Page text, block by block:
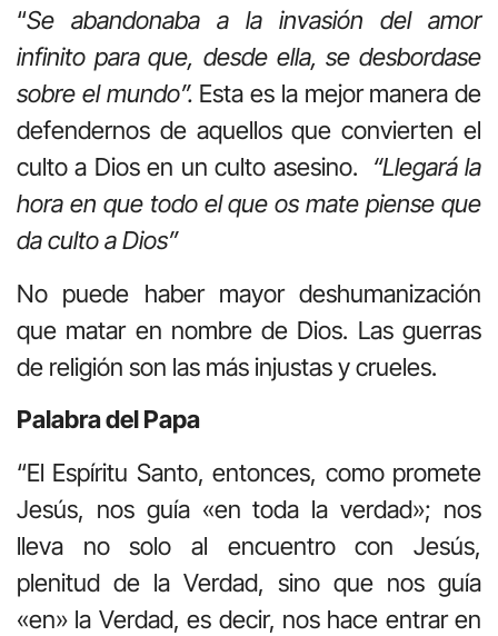
“Se abandonaba a la invasión del amor
infinito para que, desde ella, se desbordase
sobre el mundo”. Esta es la mejor manera de
defendernos de aquellos que convierten el
culto a Dios en un culto asesino. “Llegará la
hora en que todo el que os mate piense que
da culto a Dios”
No puede haber mayor deshumanización
que matar en nombre de Dios. Las guerras
de religión son las más injustas y crueles.
Palabra del Papa
“El Espíritu Santo, entonces, como promete
Jesús, nos guía «en toda la verdad»; nos
lleva no solo al encuentro con Jesús,
plenitud de la Verdad, sino que nos guía
«en» la Verdad, es decir, nos hace entrar en